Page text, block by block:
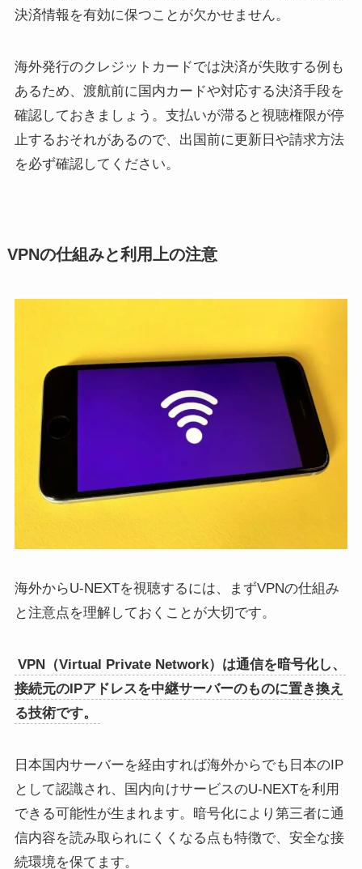
決済情報を有効に保つことが欠かせません。
海外発行のクレジットカードでは決済が失敗する例も
あるため、渡航前に国内カードや対応する決済手段を
確認しておきましょう。支払いが滞ると視聴権限が停
止するおそれがあるので、出国前に更新日や請求方法
を必ず確認してください。
VPNの仕組みと利用上の注意
海外からU-NEXTを視聴するには、まずVPNの仕組み
と注意点を理解しておくことが大切です。
VPN（Virtual Private Network）は通信を暗号化し、
接続元のIPアドレスを中継サーバーのものに置き換え
る技術です。
日本国内サーバーを経由すれば海外からでも日本のIP
として認識され、国内向けサービスのU-NEXTを利用
できる可能性が生まれます。暗号化により第三者に通
信内容を読み取られにくくなる点も特徴で、安全な接
続環境を保てます。